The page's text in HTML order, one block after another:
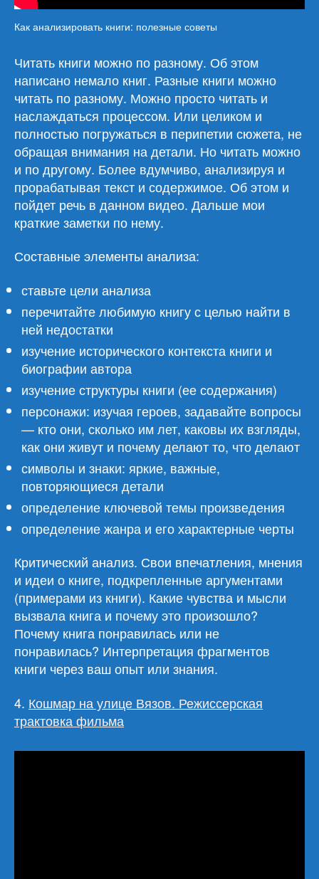
Как анализировать книги: полезные советы
Читать книги можно по разному. Об этом
написано немало книг. Разные книги можно
читать по разному. Можно просто читать и
наслаждаться процессом. Или целиком и
полностью погружаться в перипетии сюжета, не
обращая внимания на детали. Но читать можно
и по другому. Более вдумчиво, анализируя и
прорабатывая текст и содержимое. Об этом и
пойдет речь в данном видео. Дальше мои
краткие заметки по нему.
Составные элементы анализа:
ставьте цели анализа
перечитайте любимую книгу с целью найти в
ней недостатки
изучение исторического контекста книги и
биографии автора
изучение структуры книги (ее содержания)
персонажи: изучая героев, задавайте вопросы
— кто они, сколько им лет, каковы их взгляды,
как они живут и почему делают то, что делают
символы и знаки: яркие, важные,
повторяющиеся детали
определение ключевой темы произведения
определение жанра и его характерные черты
Критический анализ. Свои впечатления, мнения
и идеи о книге, подкрепленные аргументами
(примерами из книги). Какие чувства и мысли
вызвала книга и почему это произошло?
Почему книга понравилась или не
понравилась? Интерпретация фрагментов
книги через ваш опыт или знания.
4. Кошмар на улице Вязов. Режиссерская
трактовка фильма